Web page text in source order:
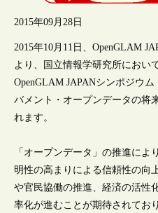
2015年09月28日
2015年10月11日、OpenGLAM
より、国立情報学研究所におい
OpenGLAM JAPANシンポジウ
バメント・オープンデータの将
れます。
「オープンデータ」の推進によ
明性の高まりによる信頼性の向
や官民協働の推進、経済の活性
率化が進むことが期待されてお